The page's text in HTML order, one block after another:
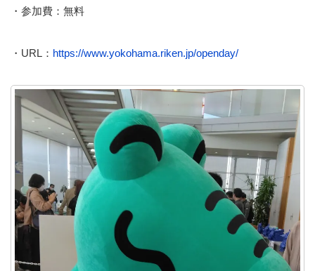
・参加費：無料
・URL： https://www.yokohama.riken.jp/openday/